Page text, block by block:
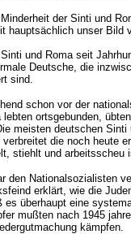
der Sinti und
hauptsächlich unser Bild
und Roma seit
Deutsche, die
sind.
schon vor der
ortsgebunden,
meisten deutschen Sinti
die noch heute
stiehlt und arbeitsscheu
den Nationalsozialisten
erklärt, wie die
es überhaupt eine
mußten nach 1945
kämpfen.